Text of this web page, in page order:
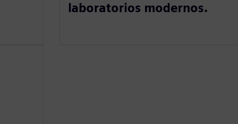
laboratorios modernos.